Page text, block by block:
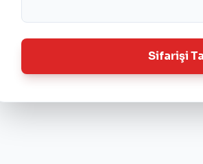
Sifarişi